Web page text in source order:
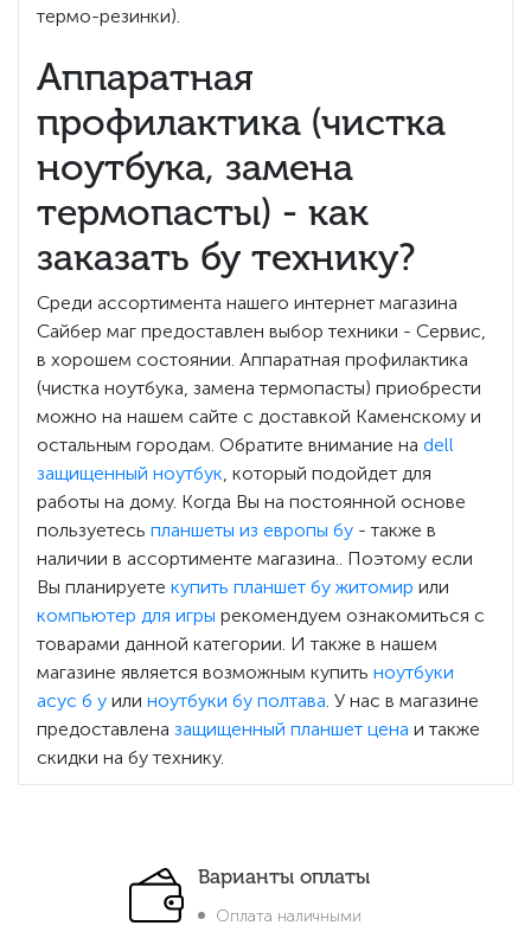
термо-резинки).
Аппаратная
профилактика (чистка
ноутбука, замена
термопасты) - как
заказать бу технику?
Среди ассортимента нашего интернет магазина
Сайбер маг предоставлен выбор техники - Сервис,
в хорошем состоянии. Аппаратная профилактика
(чистка ноутбука, замена термопасты) приобрести
можно на нашем сайте с доставкой Каменскому и
остальным городам. Обратите внимание на dell
защищенный ноутбук , который подойдет для
работы на дому. Когда Вы на постоянной основе
пользуетесь планшеты из европы бу - также в
наличии в ассортименте магазина.. Поэтому если
Вы планируете купить планшет бу житомир или
компьютер для игры рекомендуем ознакомиться с
товарами данной категории. И также в нашем
магазине является возможным купить ноутбуки
асус б у или ноутбуки бу полтава . У нас в магазине
предоставлена защищенный планшет цена и также
скидки на бу технику.
Варианты оплаты
Оплата наличными